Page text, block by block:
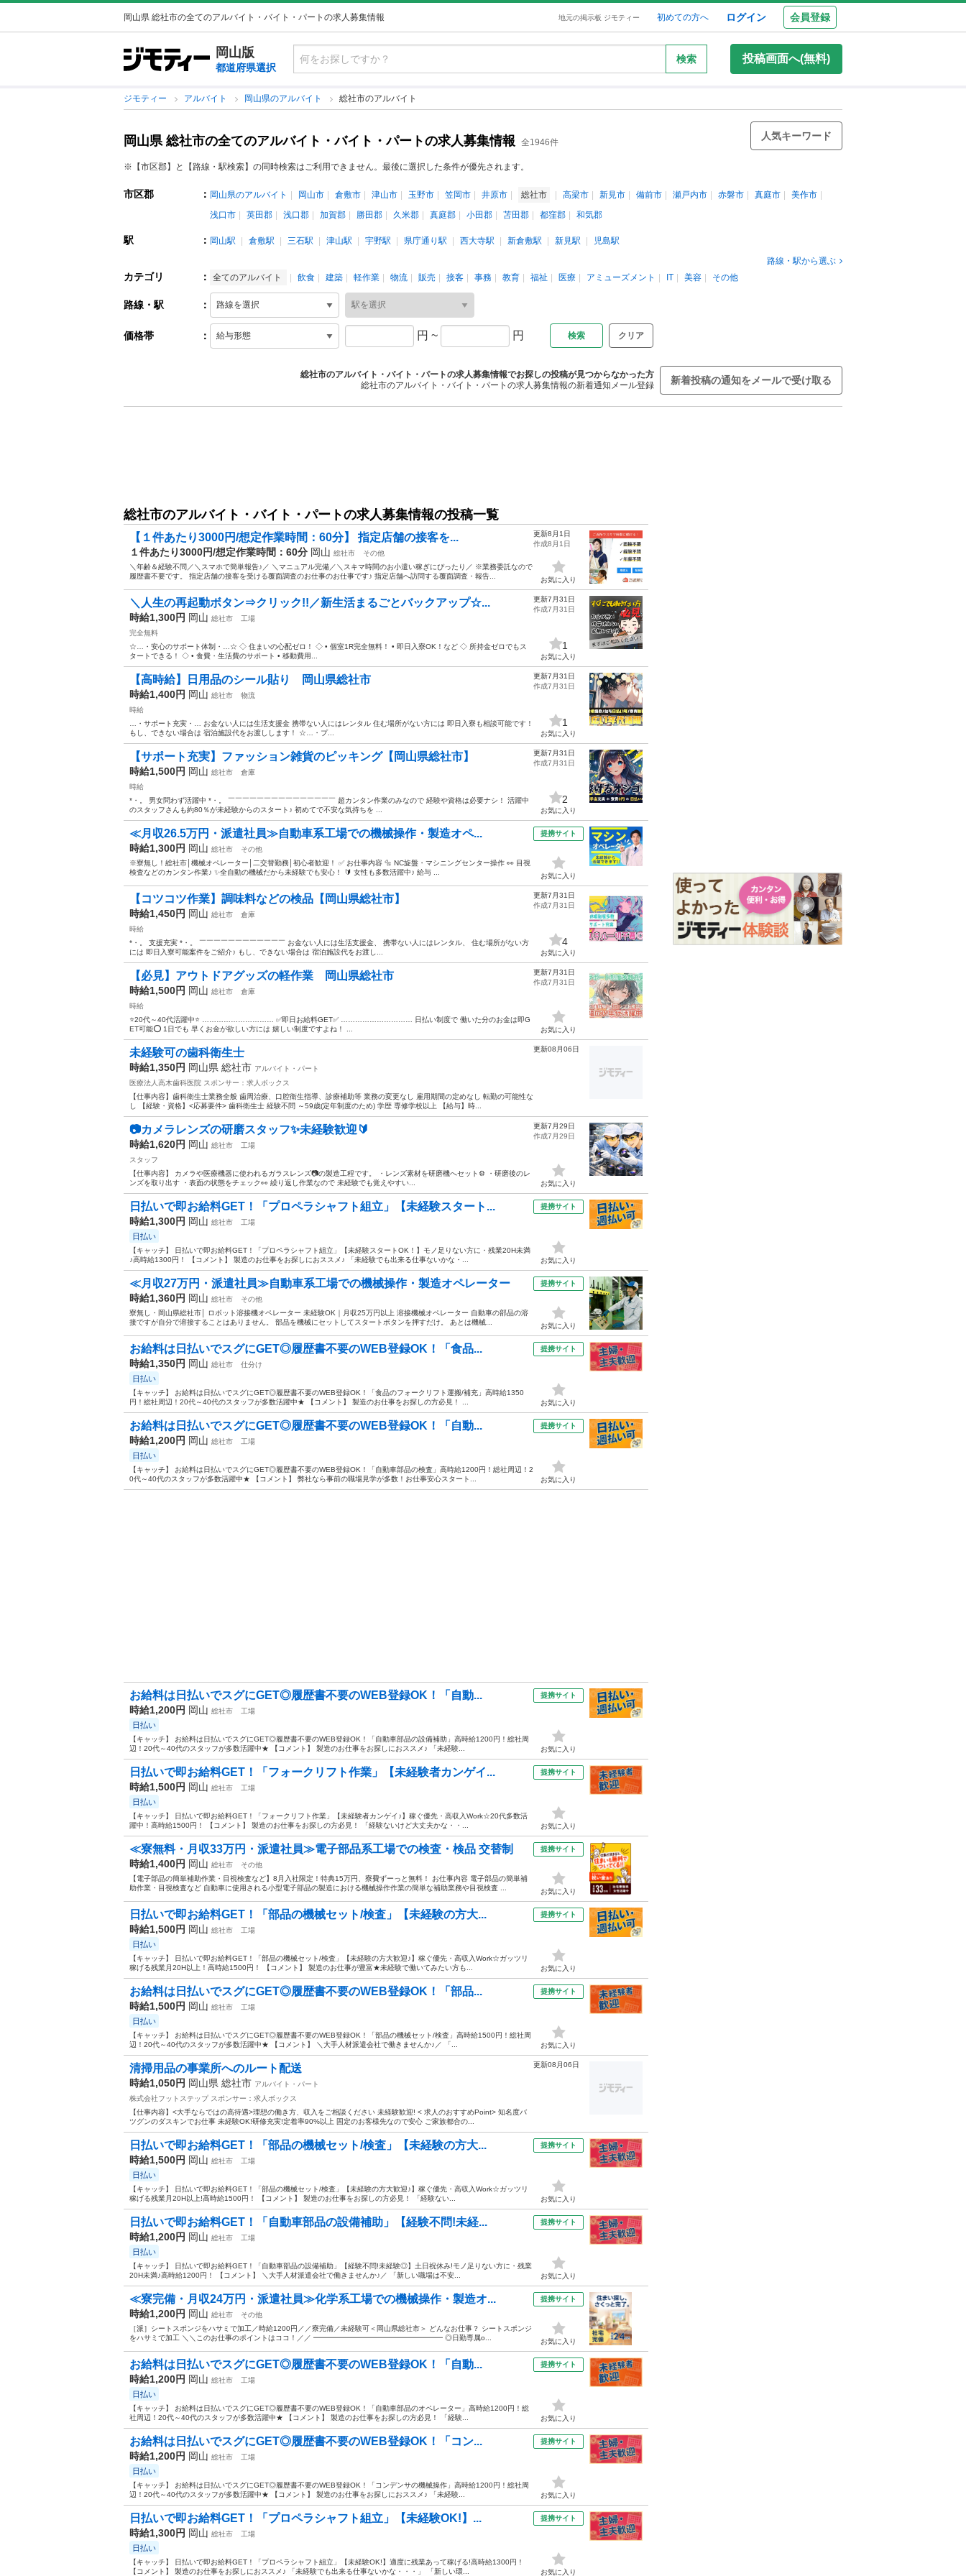
岡山県 総社市の全てのアルバイト・バイト・パートの求人募集情報 地元の掲示板 ジモティー 初めての方へ ログイン 会員登録
岡山版
都道府県選択
検索 投稿画面へ(無料)
ジモティー アルバイト 岡山県のアルバイト 総社市のアルバイト
岡山県 総社市の全てのアルバイト・バイト・パートの求人募集情報 全1946件
人気キーワード
※【市区郡】と【路線・駅検索】の同時検索はご利用できません。最後に選択した条件が優先されます。
市区郡 ： 岡山県のアルバイト 岡山市 倉敷市 津山市 玉野市 笠岡市 井原市 総社市 高梁市 新見市 備前市 瀬戸内市 赤磐市 真庭市
美作市
浅口市
英田郡 浅口郡 加賀郡 勝田郡 久米郡 真庭郡 小田郡 苫田郡 都窪郡 和気郡
駅 ： 岡山駅 倉敷駅 三石駅 津山駅 宇野駅 県庁通り駅 西大寺駅 新倉敷駅 新見駅
児島駅
路線・駅から選ぶ
カテゴリ ： 全てのアルバイト 飲食 建築 軽作業 物流 販売 接客 事務 教育 福祉 医療 アミューズメント IT 美容 その他
路線・駅 ：
価格帯 ： 円 ~ 円 クリア
総社市のアルバイト・バイト・パートの求人募集情報でお探しの投稿が見つからなかった方
総社市のアルバイト・バイト・パートの求人募集情報の新着通知メール登録
新着投稿の通知をメールで受け取る
総社市のアルバイト・バイト・パートの求人募集情報の投稿一覧
【１件あたり3000円/想定作業時間：60分】 指定店舗の接客を...
１件あたり3000円/想定作業時間：60分 岡山 総社市
その他
＼年齢＆経験不問／＼スマホで簡単報告♪／ ＼マニュアル完備／＼スキマ時間のお小遣い稼ぎにぴったり／ ※業務委託なので
履歴書不要です。 指定店舗の接客を受ける覆面調査のお仕事のお仕事です♪ 指定店舗へ訪問する覆面調査・報告...
更新8月1日
作成8月1日
お気に入り
＼人生の再起動ボタン⇒クリック!!／新生活まるごとバックアップ☆...
時給1,300円 岡山 総社市
工場
完全無料
☆…・安心のサポート体制・…☆ ◇ 住まいの心配ゼロ！ ◇ • 個室1R完全無料！ • 即日入寮OK！など ◇ 所持金ゼロでもス
タートできる！ ◇ • 食費・生活費のサポート • 移動費用...
更新7月31日
作成7月31日
1
お気に入り
【高時給】日用品のシール貼り 岡山県総社市
時給1,400円 岡山 総社市
物流
時給
…・サポート充実・… お金ない人には生活支援金 携帯ない人にはレンタル 住む場所がない方には 即日入寮も相談可能です！
もし、できない場合は 宿泊施設代をお渡しします！ ☆…・プ...
更新7月31日
作成7月31日
1
お気に入り
【サポート充実】ファッション雑貨のピッキング【岡山県総社市】
時給1,500円 岡山 総社市
倉庫
時給
*・。 男女問わず活躍中 *・。 ￣￣￣￣￣￣￣￣￣￣￣￣￣￣￣ 超カンタン作業のみなので 経験や資格は必要ナシ！ 活躍中
のスタッフさんも約80％が未経験からのスタート♪ 初めてで不安な気持ちを ...
更新7月31日
作成7月31日
2
お気に入り
≪月収26.5万円・派遣社員≫自動車系工場での機械操作・製造オペ...
時給1,300円 岡山 総社市
その他
※寮無し！総社市│機械オペレーター│二交替勤務│初心者歓迎！ ✅ お仕事内容 🔩 NC旋盤・マシニングセンター操作 👀 目視
検査などのカンタン作業♪ ✨全自動の機械だから未経験でも安心！ 🔰 女性も多数活躍中♪ 給与 ...
提携サイト
お気に入り
【コツコツ作業】調味料などの検品【岡山県総社市】
時給1,450円 岡山 総社市
倉庫
時給
*・。 支援充実 *・。 ￣￣￣￣￣￣￣￣￣￣￣￣ お金ない人には生活支援金、 携帯ない人にはレンタル、 住む場所がない方
には 即日入寮可能案件をご紹介♪ もし、できない場合は 宿泊施設代をお渡し...
更新7月31日
作成7月31日
4
お気に入り
【必見】アウトドアグッズの軽作業 岡山県総社市
時給1,500円 岡山 総社市
倉庫
時給
⭐20代～40代活躍中⭐ ………………………… ✅即日お給料GET✅ ………………………… 日払い制度で 働いた分のお金は即G
ET可能⭕ 1日でも 早くお金が欲しい方には 嬉しい制度ですよね！ ...
更新7月31日
作成7月31日
お気に入り
未経験可の歯科衛生士
時給1,350円 岡山県 総社市 アルバイト・パート
医療法人高木歯科医院 スポンサー：求人ボックス
【仕事内容】歯科衛生士業務全般 歯周治療、口腔衛生指導、診療補助等 業務の変更なし 雇用期間の定めなし 転勤の可能性な
し 【経験・資格】<応募要件> 歯科衛生士 経験不問 ～59歳(定年制度のため) 学歴 専修学校以上 【給与】時...
更新08月06日
📷カメラレンズの研磨スタッフ✨未経験歓迎🔰
時給1,620円 岡山 総社市
工場
スタッフ
【仕事内容】 カメラや医療機器に使われるガラスレンズ📷の製造工程です。 ・レンズ素材を研磨機へセット⚙️ ・研磨後のレ
ンズを取り出す ・表面の状態をチェック👀 繰り返し作業なので 未経験でも覚えやすい...
更新7月29日
作成7月29日
お気に入り
日払いで即お給料GET！「プロペラシャフト組立」【未経験スタート...
時給1,300円 岡山 総社市 工場
日払い
【キャッチ】 日払いで即お給料GET！「プロペラシャフト組立」【未経験スタートOK！】モノ足りない方に・残業20H未満
♪高時給1300円！ 【コメント】 製造のお仕事をお探しにおススメ♪ 「未経験でも出来る仕事ないかな・...
提携サイト
お気に入り
≪月収27万円・派遣社員≫自動車系工場での機械操作・製造オペレーター
時給1,360円 岡山 総社市
その他
寮無し・岡山県総社市│ ロボット溶接機オペレーター 未経験OK｜月収25万円以上 溶接機械オペレーター 自動車の部品の溶
接ですが自分で溶接することはありません。 部品を機械にセットしてスタートボタンを押すだけ。 あとは機械...
提携サイト
お気に入り
お給料は日払いでスグにGET◎履歴書不要のWEB登録OK！「食品...
時給1,350円 岡山 総社市 仕分け
日払い
【キャッチ】 お給料は日払いでスグにGET◎履歴書不要のWEB登録OK！「食品のフォークリフト運搬/補充」高時給1350
円！総社周辺！20代～40代のスタッフが多数活躍中★ 【コメント】 製造のお仕事をお探しの方必見！ ...
提携サイト
お気に入り
お給料は日払いでスグにGET◎履歴書不要のWEB登録OK！「自動...
時給1,200円 岡山 総社市 工場
日払い
【キャッチ】 お給料は日払いでスグにGET◎履歴書不要のWEB登録OK！「自動車部品の検査」高時給1200円！総社周辺！2
0代～40代のスタッフが多数活躍中★ 【コメント】 弊社なら事前の職場見学が多数！お仕事安心スタート...
提携サイト
お気に入り
お給料は日払いでスグにGET◎履歴書不要のWEB登録OK！「自動...
時給1,200円 岡山 総社市 工場
日払い
【キャッチ】 お給料は日払いでスグにGET◎履歴書不要のWEB登録OK！「自動車部品の設備補助」高時給1200円！総社周
辺！20代～40代のスタッフが多数活躍中★ 【コメント】 製造のお仕事をお探しにおススメ♪ 「未経験...
提携サイト
お気に入り
日払いで即お給料GET！「フォークリフト作業」【未経験者カンゲイ...
時給1,500円 岡山 総社市 工場
日払い
【キャッチ】 日払いで即お給料GET！「フォークリフト作業」【未経験者カンゲイ♪】稼ぐ優先・高収入Work☆20代多数活
躍中！高時給1500円！ 【コメント】 製造のお仕事をお探しの方必見！ 「経験ないけど大丈夫かな・・...
提携サイト
お気に入り
≪寮無料・月収33万円・派遣社員≫電子部品系工場での検査・検品 交替制
時給1,400円 岡山 総社市
その他
【電子部品の簡単補助作業・目視検査など】8月入社限定！特典15万円、寮費ずーっと無料！ お仕事内容 電子部品の簡単補
助作業・目視検査など 自動車に使用される小型電子部品の製造における機械操作作業の簡単な補助業務や目視検査 ...
提携サイト
お気に入り
日払いで即お給料GET！「部品の機械セット/検査」【未経験の方大...
時給1,500円 岡山 総社市 工場
日払い
【キャッチ】 日払いで即お給料GET！「部品の機械セット/検査」【未経験の方大歓迎♪】稼ぐ優先・高収入Work☆ガッツリ
稼げる残業月20H以上！高時給1500円！ 【コメント】 製造のお仕事が豊富★未経験で働いてみたい方も...
提携サイト
お気に入り
お給料は日払いでスグにGET◎履歴書不要のWEB登録OK！「部品...
時給1,500円 岡山 総社市 工場
日払い
【キャッチ】 お給料は日払いでスグにGET◎履歴書不要のWEB登録OK！「部品の機械セット/検査」高時給1500円！総社周
辺！20代～40代のスタッフが多数活躍中★ 【コメント】 ＼大手人材派遣会社で働きませんか♪／ 「...
提携サイト
お気に入り
清掃用品の事業所へのルート配送
時給1,050円 岡山県 総社市 アルバイト・パート
株式会社フットステップ スポンサー：求人ボックス
【仕事内容】<大手ならではの高待遇>理想の働き方、収入をご相談ください 未経験歓迎! < 求人のおすすめPoint> 知名度バ
ツグンのダスキンでお仕事 未経験OK!研修充実!定着率90%以上 固定のお客様先なので安心 ご家族都合の...
更新08月06日
日払いで即お給料GET！「部品の機械セット/検査」【未経験の方大...
時給1,500円 岡山 総社市 工場
日払い
【キャッチ】 日払いで即お給料GET！「部品の機械セット/検査」【未経験の方大歓迎♪】稼ぐ優先・高収入Work☆ガッツリ
稼げる残業月20H以上!高時給1500円！ 【コメント】 製造のお仕事をお探しの方必見！ 「経験ない...
提携サイト
お気に入り
日払いで即お給料GET！「自動車部品の設備補助」【経験不問!未経...
時給1,200円 岡山 総社市 工場
日払い
【キャッチ】 日払いで即お給料GET！「自動車部品の設備補助」【経験不問!未経験◎】土日祝休み!モノ足りない方に・残業
20H未満♪高時給1200円！ 【コメント】 ＼大手人材派遣会社で働きませんか♪／ 「新しい職場は不安...
提携サイト
お気に入り
≪寮完備・月収24万円・派遣社員≫化学系工場での機械操作・製造オ...
時給1,200円 岡山 総社市
その他
［派］シートスポンジをハサミで加工／時給1200円／／寮完備／未経験可＜岡山県総社市＞ どんなお仕事？ シートスポンジ
をハサミで加工 ＼＼このお仕事のポイントはココ！／／ ━━━━━━━━━━━━━━━━━━ ◎日勤専属o...
提携サイト
お気に入り
お給料は日払いでスグにGET◎履歴書不要のWEB登録OK！「自動...
時給1,200円 岡山 総社市 工場
日払い
【キャッチ】 お給料は日払いでスグにGET◎履歴書不要のWEB登録OK！「自動車部品のオペレーター」高時給1200円！総
社周辺！20代～40代のスタッフが多数活躍中★ 【コメント】 製造のお仕事をお探しの方必見！ 「経験...
提携サイト
お気に入り
お給料は日払いでスグにGET◎履歴書不要のWEB登録OK！「コン...
時給1,200円 岡山 総社市 工場
日払い
【キャッチ】 お給料は日払いでスグにGET◎履歴書不要のWEB登録OK！「コンデンサの機械操作」高時給1200円！総社周
辺！20代～40代のスタッフが多数活躍中★ 【コメント】 製造のお仕事をお探しにおススメ♪ 「未経験...
提携サイト
お気に入り
日払いで即お給料GET！「プロペラシャフト組立」【未経験OK!】...
時給1,300円 岡山 総社市 工場
日払い
【キャッチ】 日払いで即お給料GET！「プロペラシャフト組立」【未経験OK!】適度に残業あって稼げる!高時給1300円！
【コメント】 製造のお仕事をお探しにおススメ♪ 「未経験でも出来る仕事ないかな・・・」 「新しい環...
提携サイト
お気に入り